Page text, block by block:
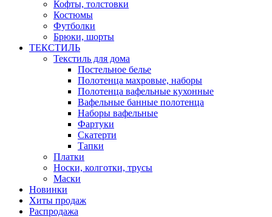
Кофты, толстовки
Костюмы
Футболки
Брюки, шорты
ТЕКСТИЛЬ
Текстиль для дома
Постельное белье
Полотенца махровые, наборы
Полотенца вафельные кухонные
Вафельные банные полотенца
Наборы вафельные
Фартуки
Скатерти
Тапки
Платки
Носки, колготки, трусы
Маски
Новинки
Хиты продаж
Распродажа